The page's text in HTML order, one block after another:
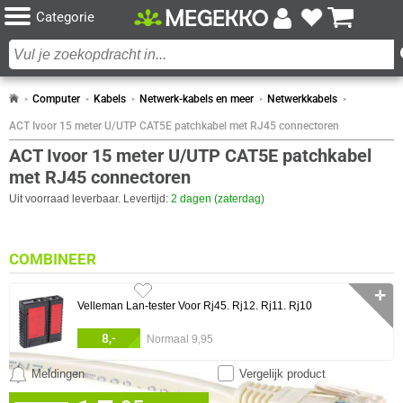
Categorie
Computer Kabels Netwerk-kabels en meer Netwerkkabels
ACT Ivoor 15 meter U/UTP CAT5E patchkabel met RJ45 connectoren
ACT Ivoor 15 meter U/UTP CAT5E patchkabel
met RJ45 connectoren
Uit voorraad leverbaar. Levertijd: 2 dagen (zaterdag)
Vergelijk product
Meldingen
COMBINEER
Velleman Lan-tester Voor Rj45. Rj12. Rj11. Rj10
8,- Normaal 9,95
✛
0 artikelen geselecteerd